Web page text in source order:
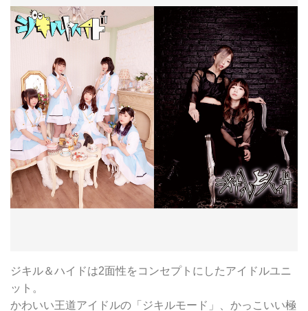
ジキル＆ハイドは2面性をコンセプトにしたアイドルユニ
ット。
かわいい王道アイドルの「ジキルモード」、かっこいい極